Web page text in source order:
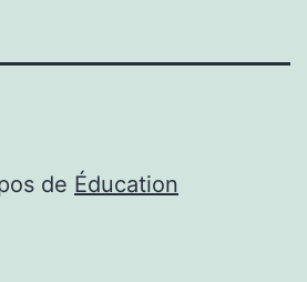
de Éducation